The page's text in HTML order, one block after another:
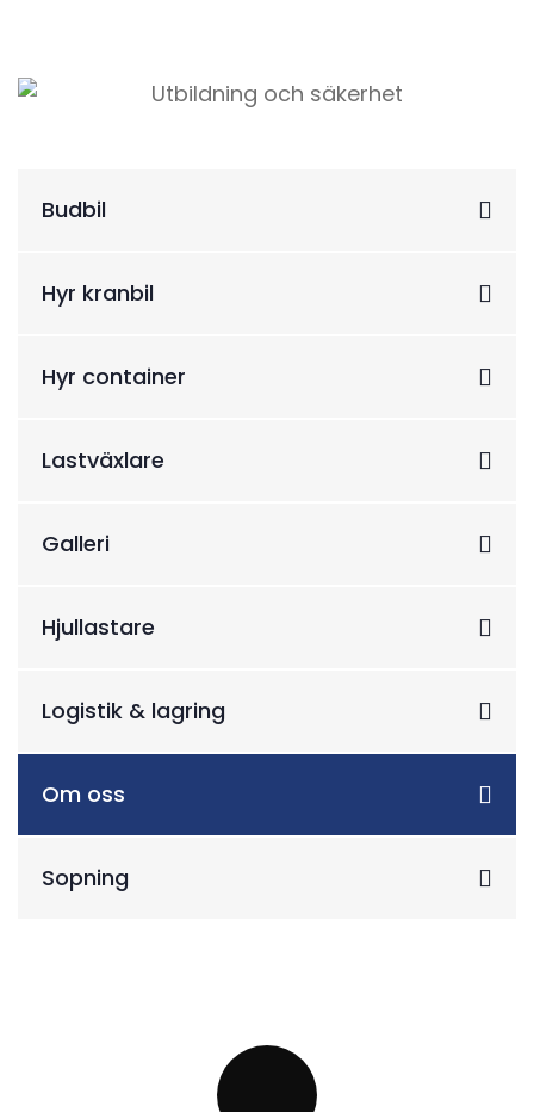
Budbil
Hyr kranbil
Hyr container
Lastväxlare
Galleri
Hjullastare
Logistik & lagring
Om oss
Sopning